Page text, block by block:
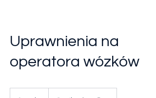
Uprawnienia na
operatora wózków